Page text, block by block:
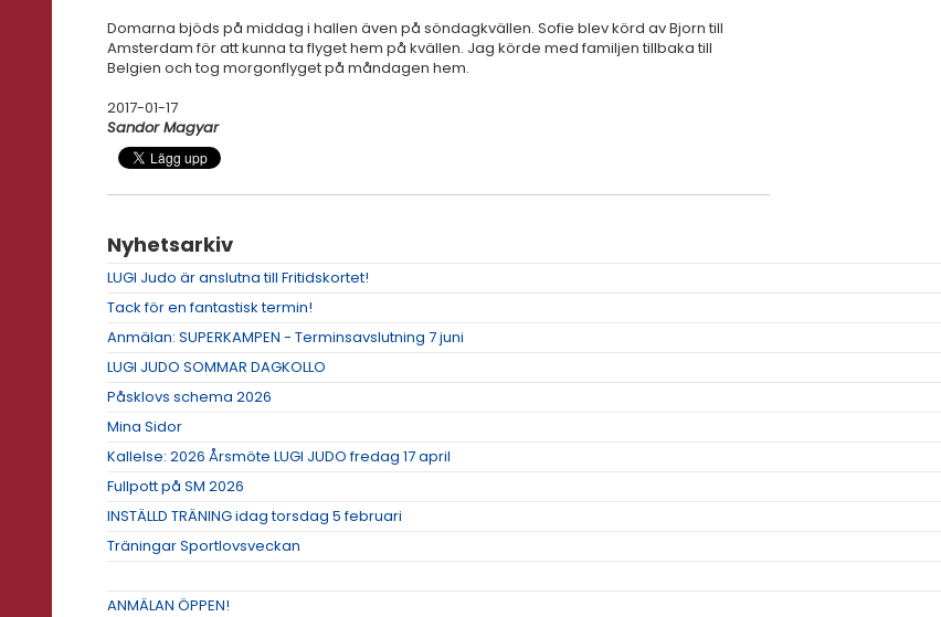
Domarna bjöds på middag i hallen även på söndagkvällen. Sofie blev körd av Bjorn till
Amsterdam för att kunna ta flyget hem på kvällen. Jag körde med familjen tillbaka till
Belgien och tog morgonflyget på måndagen hem.
2017-01-17
Sandor Magyar
Nyhetsarkiv
LUGI Judo är anslutna till Fritidskortet!
Tack för en fantastisk termin!
Anmälan: SUPERKAMPEN - Terminsavslutning 7 juni
LUGI JUDO SOMMAR DAGKOLLO
Påsklovs schema 2026
Mina Sidor
Kallelse: 2026 Årsmöte LUGI JUDO fredag 17 april
Fullpott på SM 2026
INSTÄLLD TRÄNING idag torsdag 5 februari
Träningar Sportlovsveckan
ANMÄLAN ÖPPEN!